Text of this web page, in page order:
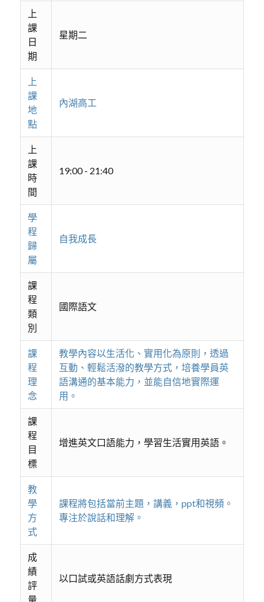
上
課
日
期
星期二
上
課
地
點
內湖高工
上
課
時
間
19:00 - 21:40
學
程
歸
屬
自我成長
課
程
類
別
國際語文
課
程
理
念
教學內容以生活化、實用化為原則，透過
互動、輕鬆活潑的教學方式，培養學員英
語溝通的基本能力，並能自信地實際運
用。
課
程
目
標
增進英文口語能力，學習生活實用英語。
教
學
方
式
課程將包括當前主題，講義，ppt和視頻。
專注於說話和理解。
成
績
評
量
以口試或英語話劇方式表現